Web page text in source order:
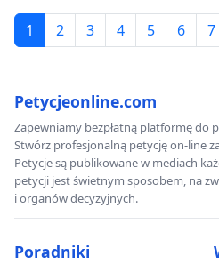
1 2 3 4 5 6 7
Petycjeonline.com
Zapewniamy bezpłatną platformę do
Stwórz profesjonalną petycję on-line
Petycje są publikowane w mediach
petycji jest świetnym sposobem, na
i organów decyzyjnych.
Poradniki